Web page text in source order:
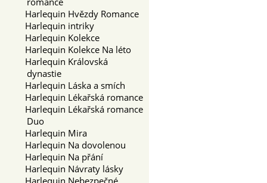
Harlequin Hvězdy Romance
Harlequin intriky
Harlequin Kolekce
Harlequin Kolekce Na léto
Harlequin Královská
dynastie
Harlequin Láska a smích
Harlequin Lékařská romance
Harlequin Lékařská romance
Duo
Harlequin Mira
Harlequin Na dovolenou
Harlequin Na přání
Harlequin Návraty lásky
Harlequin Nebezpečné